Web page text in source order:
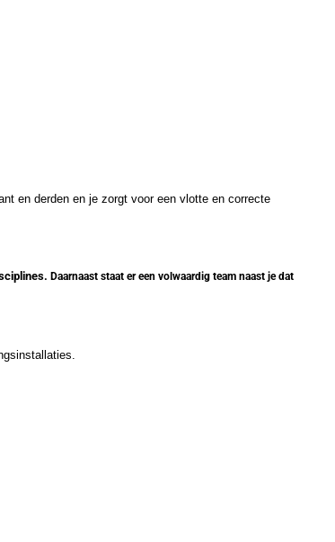
en derden en je zorgt voor een vlotte en correcte
Daarnaast staat er een volwaardig team naast je dat